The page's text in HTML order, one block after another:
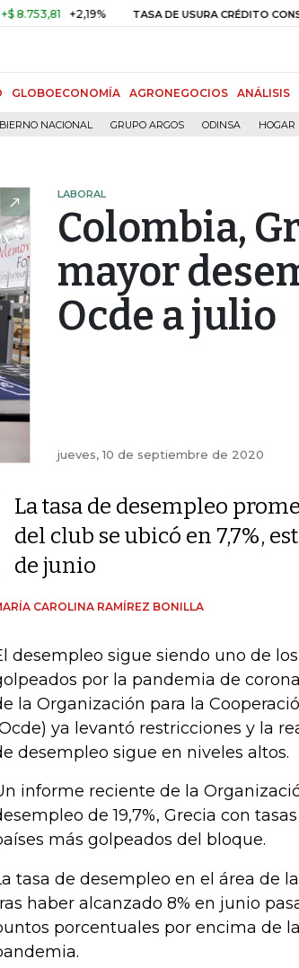
+2,19% TASA DE USURA CRÉDITO CONSUMO
GLOBOECONOMÍA AGRONEGOCIOS ANÁLISIS
NACIONAL GRUPO ARGOS ODINSA HOGAR
LABORAL
Colombia,
mayor
Ocde a julio
jueves, 10 de septiembre de 2020
La tasa de desempleo
del club se ubicó en 7,7%,
de junio
CAROLINA RAMÍREZ BONILLA
desempleo sigue siendo uno de
por la pandemia de
la Organización para la
ya levantó restricciones y la
desempleo sigue en niveles altos.
informe reciente de la
de 19,7%, Grecia con
más golpeados del bloque.
tasa de desempleo en el área de
haber alcanzado 8% en junio
porcentuales por encima de